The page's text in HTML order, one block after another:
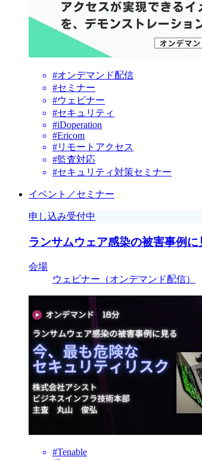
#オンデマンド配信
#セミナー
#ウェビナー
#セキュリティ
#iDoperation
#Ericom
#リモートアクセス
#監査対応
#セキュリティ対策セミナー
イベント／セミナー
申し込み受付中
ランサムウェア感染の被害事例
会場
ウェビナー（オンデマンド配信）
#Tenable